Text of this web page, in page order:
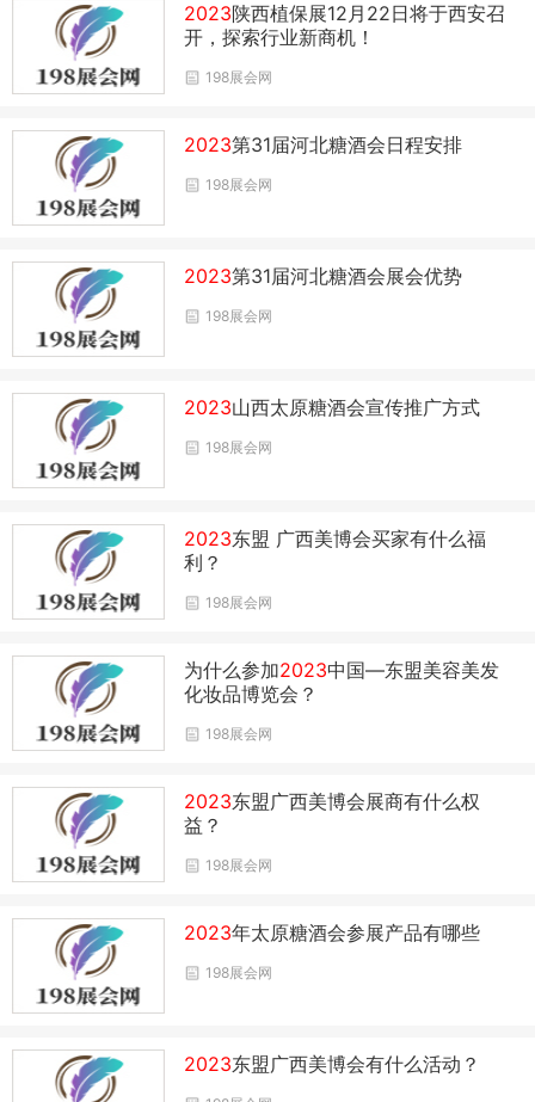
2023陕西植保展12月22日将于西安召
开，探索行业新商机！
198展会网
2023第31届河北糖酒会日程安排
198展会网
2023第31届河北糖酒会展会优势
198展会网
2023山西太原糖酒会宣传推广方式
198展会网
2023东盟 广西美博会买家有什么福
利？
198展会网
为什么参加2023中国—东盟美容美发
化妆品博览会？
198展会网
2023东盟广西美博会展商有什么权
益？
198展会网
2023年太原糖酒会参展产品有哪些
198展会网
2023东盟广西美博会有什么活动？